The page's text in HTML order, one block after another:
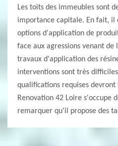
Les toits des immeubles sont
importance capitale. En fait, il
options d'application de
face aux agressions venant de
travaux d'application des
interventions sont très
qualifications requises
Renovation 42 Loire s'occupe
remarquer qu'il propose des